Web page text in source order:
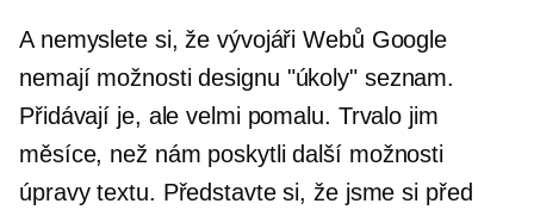
A nemyslete si, že vývojáři Webů Google
nemají možnosti designu "úkoly"seznam.
Přidávají je, ale velmi pomalu. Trvalo jim
měsíce, než nám poskytli další možnosti
úpravy textu. Představte si, že jsme si před